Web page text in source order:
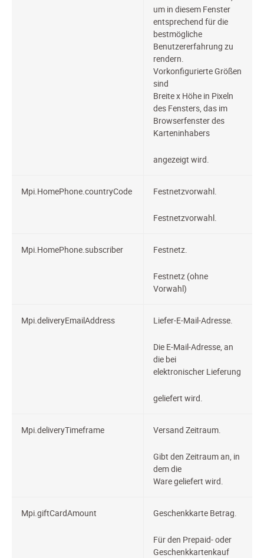
um in diesem Fenster
entsprechend für die
bestmögliche
Benutzererfahrung zu
rendern.
Vorkonfigurierte Größen
sind
Breite x Höhe in Pixeln
des Fensters, das im
Browserfenster des
Karteninhabers
angezeigt wird.
Mpi.HomePhone.countryCode Festnetzvorwahl.
Festnetzvorwahl.
Mpi.HomePhone.subscriber Festnetz.
Festnetz (ohne
Vorwahl)
Mpi.deliveryEmailAddress Liefer-E-Mail-Adresse.
Die E-Mail-Adresse, an
die bei
elektronischer Lieferung
geliefert wird.
Mpi.deliveryTimeframe Versand Zeitraum.
Gibt den Zeitraum an, in
dem die
Ware geliefert wird.
Mpi.giftCardAmount Geschenkkarte Betrag.
Für den Prepaid- oder
Geschenkkartenkauf